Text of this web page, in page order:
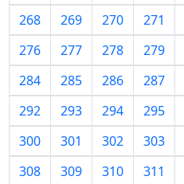
268
269 270 271
276
277 278 279
284
285 286 287
292
293 294 295
300
301 302 303
308
309 310 311